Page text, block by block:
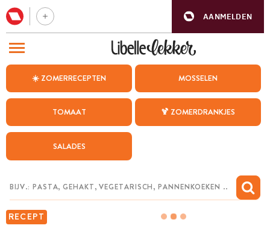
AANMELDEN
☀️ ZOMERRECEPTEN MOSSELEN
TOMAAT 🍹 ZOMERDRANKJES
SALADES
RECEPT
BEZOEK ONZE ANDERE WEBSITES
WEEKMENU
CHAT MET MAIA
MIJN BEWAARDE RECEPTEN